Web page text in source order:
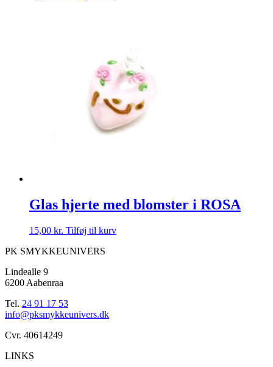
Glas hjerte med blomster i ROSA
15,00 kr. Tilføj til kurv
PK SMYKKEUNIVERS
Lindealle 9
6200 Aabenraa
Tel. 24 91 17 53
info@pksmykkeunivers.dk
Cvr. 40614249
LINKS